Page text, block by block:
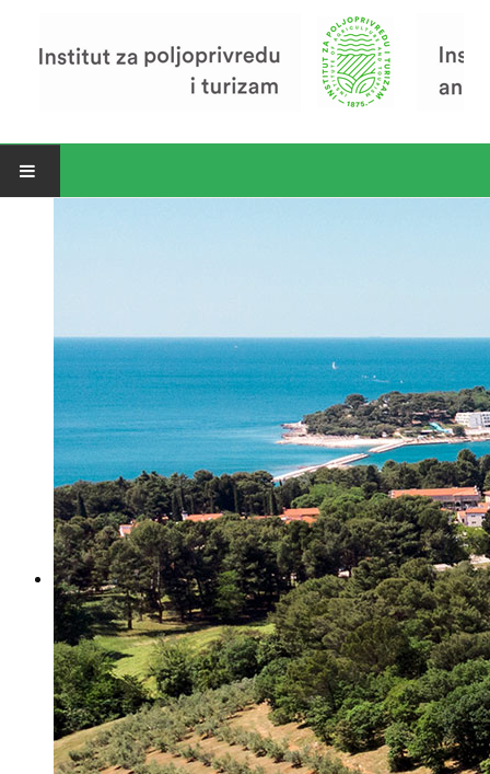
Zavod za poljoprivredu i prehranu
Zavod za ekonomiku i razvoj poljoprivrede
Zavod za turizam
Pokusno poljoprivredno imanje
Zaposlenici
Euraxess
Misija i vizija
Upravno Vijeće
Rad Upravnog vijeća
Znanstveno Vijeće
Rad Znanstvenog vijeća
Etičko povjerenstvo
Etički kodeks
Financiranje
Proračun
Potpore
PROGRAMSKO FINANCIRANJE
Izvještavanje po uredbi